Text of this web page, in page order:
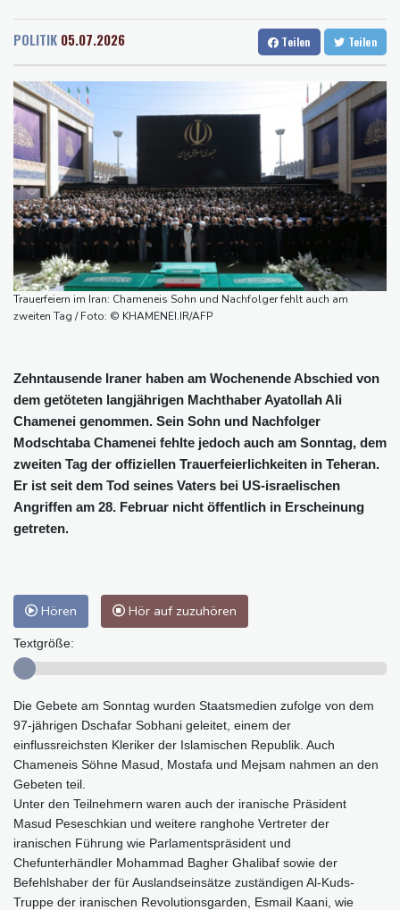
Dresden
Wien
28 °C
Baden-Baden
26 °C
gereist
Russland weist Verantwortung für Drohnenvorfall an Leipziger
Flughafen zurück
US-Berufungsgericht bestätigt Aussetzung von Trumps
umstrittenen Ballsaal-Plänen
Nach Andrang auf Ceuta: Spanien und Italien streiten über
Grenzkontrollen
Niewiadoma fährt am Mont Ventoux ins Gelbe Trikot
Trumps umstrittener Justizminister Blanche kurz vor der
Bestätigung im Senat
Peru und Mexiko nehmen diplomatische Beziehungen wieder auf
POLITIK 05.07.2026 Teilen Teilen
Trauerfeiern im Iran: Chameneis Sohn und Nachfolger fehlt auch am
zweiten Tag / Foto: © KHAMENEI.IR/AFP
Zehntausende Iraner haben am Wochenende Abschied von
dem getöteten langjährigen Machthaber Ayatollah Ali
Chamenei genommen. Sein Sohn und Nachfolger
Modschtaba Chamenei fehlte jedoch auch am Sonntag, dem
zweiten Tag der offiziellen Trauerfeierlichkeiten in Teheran.
Er ist seit dem Tod seines Vaters bei US-israelischen
Angriffen am 28. Februar nicht öffentlich in Erscheinung
getreten.
Hören Hör auf zuzuhören
Textgröße:
Die Gebete am Sonntag wurden Staatsmedien zufolge von dem
97-jährigen Dschafar Sobhani geleitet, einem der
einflussreichsten Kleriker der Islamischen Republik. Auch
Chameneis Söhne Masud, Mostafa und Mejsam nahmen an den
Gebeten teil.
Unter den Teilnehmern waren auch der iranische Präsident
Masud Peseschkian und weitere ranghohe Vertreter der
iranischen Führung wie Parlamentspräsident und
Chefunterhändler Mohammad Bagher Ghalibaf sowie der
Befehlshaber der für Auslandseinsätze zuständigen Al-Kuds-
Truppe der iranischen Revolutionsgarden, Esmail Kaani, wie